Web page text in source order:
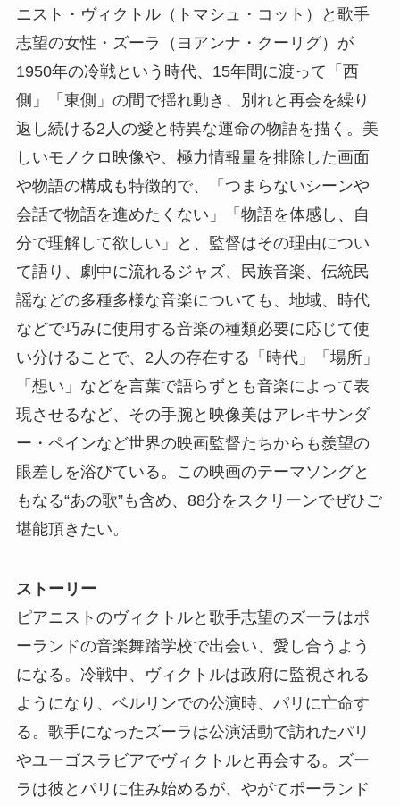
ニスト・ヴィクトル（トマシュ・コット）と歌手
志望の女性・ズーラ（ヨアンナ・クーリグ）が
1950年の冷戦という時代、15年間に渡って「西
側」「東側」の間で揺れ動き、別れと再会を繰り
返し続ける2人の愛と特異な運命の物語を描く。美
しいモノクロ映像や、極力情報量を排除した画面
や物語の構成も特徴的で、「つまらないシーンや
会話で物語を進めたくない」「物語を体感し、自
分で理解して欲しい」と、監督はその理由につい
て語り、劇中に流れるジャズ、民族音楽、伝統民
謡などの多種多様な音楽についても、地域、時代
などで巧みに使用する音楽の種類必要に応じて使
い分けることで、2人の存在する「時代」「場所」
「想い」などを言葉で語らずとも音楽によって表
現させるなど、その手腕と映像美はアレキサンダ
ー・ペインなど世界の映画監督たちからも羨望の
眼差しを浴びている。この映画のテーマソングと
もなる“あの歌”も含め、88分をスクリーンでぜひご
堪能頂きたい。
ストーリー
ピアニストのヴィクトルと歌手志望のズーラはポ
ーランドの音楽舞踏学校で出会い、愛し合うよう
になる。冷戦中、ヴィクトルは政府に監視される
ようになり、ベルリンでの公演時、パリに亡命す
る。歌手になったズーラは公演活動で訪れたパリ
やユーゴスラビアでヴィクトルと再会する。ズー
ラは彼とパリに住み始めるが、やがてポーランド